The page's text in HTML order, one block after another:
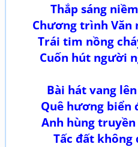
Thắp sáng
Chương trình Văn
Trái tim nồng
Cuốn hút người
Bài hát vang
Quê hương biển
Anh hùng
Tấc đất